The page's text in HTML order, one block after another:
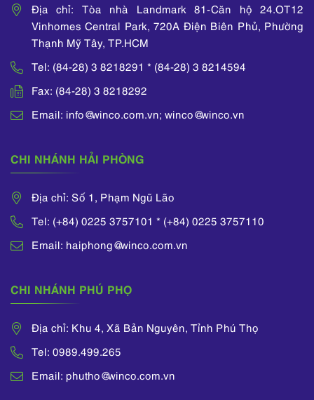
Địa chỉ: Tòa nhà Landmark 81-Căn hộ 24.OT12
Vinhomes Central Park, 720A Điện Biên Phủ, Phường
Thạnh Mỹ Tây, TP.HCM
Tel: (84-28) 3 8218291 * (84-28) 3 8214594
Fax: (84-28) 3 8218292
Email: info@winco.com.vn; winco@winco.vn
CHI NHÁNH HẢI PHÒNG
Địa chỉ: Số 1, Phạm Ngũ Lão
Tel: (+84) 0225 3757101 * (+84) 0225 3757110
Email: haiphong@winco.com.vn
CHI NHÁNH PHÚ PHỌ
Địa chỉ: Khu 4, Xã Bản Nguyên, Tỉnh Phú Thọ
Tel: 0989.499.265
Email: phutho@winco.com.vn